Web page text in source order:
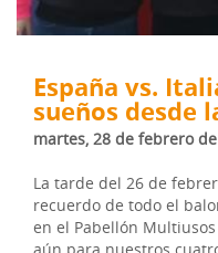
España vs.
sueños desde
martes, 28 de febrero
La tarde del 26 de
recuerdo de todo el
en el Pabellón
aún para nuestros